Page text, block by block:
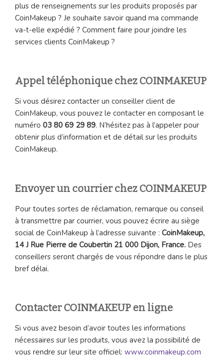
plus de renseignements sur les produits proposés par
CoinMakeup ? Je souhaite savoir quand ma commande
va-t-elle expédié ? Comment faire pour joindre les
services clients CoinMakeup ?
Appel téléphonique chez COINMAKEUP
Si vous désirez contacter un conseiller client de
CoinMakeup, vous pouvez le contacter en composant le
numéro 03 80 69 29 89. N’hésitez pas à l’appeler pour
obtenir plus d’information et de détail sur les produits
CoinMakeup.
Envoyer un courrier chez COINMAKEUP
Pour toutes sortes de réclamation, remarque ou conseil
à transmettre par courrier, vous pouvez écrire au siège
social de CoinMakeup à l’adresse suivante : CoinMakeup,
14 J Rue Pierre de Coubertin 21 000 Dijon, France. Des
conseillers seront chargés de vous répondre dans le plus
bref délai.
Contacter COINMAKEUP en ligne
Si vous avez besoin d’avoir toutes les informations
nécessaires sur les produits, vous avez la possibilité de
vous rendre sur leur site officiel: www.coinmakeup.com